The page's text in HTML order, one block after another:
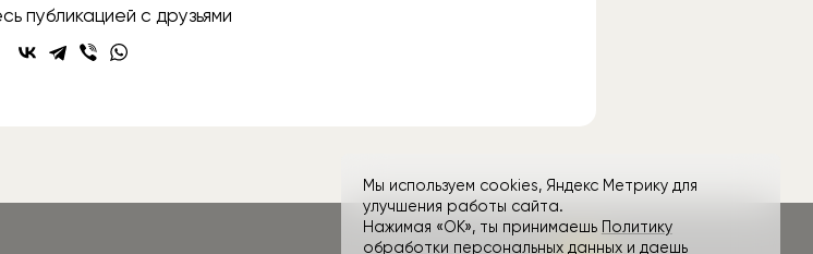
публикацией с друзьями
Мы используем cookies, Яндекс Метрику для
улучшения работы сайта.
Нажимая «ОК», ты принимаешь Политику
обработки персональных данных и даешь